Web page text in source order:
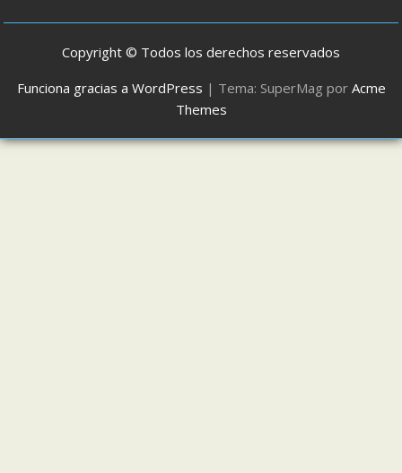
Copyright © Todos los derechos reservados
Funciona gracias a WordPress | Tema: SuperMag por Acme
Themes